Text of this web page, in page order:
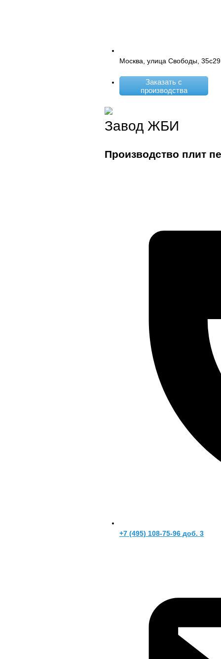
Москва, улица Свободы, 35с29
Заказать с
производства
Завод ЖБИ
Производство плит
+7 (495) 108-75-96 доб. 3